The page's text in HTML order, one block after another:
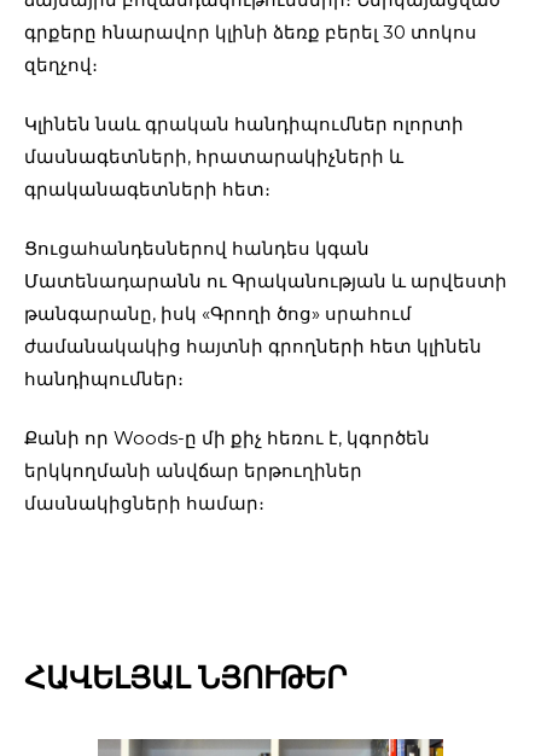
գրքերը հնարավոր կլինի ձեռք բերել 30 տոկոս
զեղչով։
Կլինեն նաև գրական հանդիպումներ ոլորտի
մասնագետների, հրատարակիչների և
գրականագետների հետ։
Ցուցահանդեսներով հանդես կգան
Մատենադարանն ու Գրականության և արվեստի
թանգարանը, իսկ «Գրողի ծոց» սրահում
ժամանակակից հայտնի գրողների հետ կլինեն
հանդիպումներ։
Քանի որ Woods-ը մի քիչ հեռու է, կգործեն
երկկողմանի անվճար երթուղիներ
մասնակիցների համար։
ՀԱՎԵԼՅԱԼ ՆՅՈՒԹԵՐ